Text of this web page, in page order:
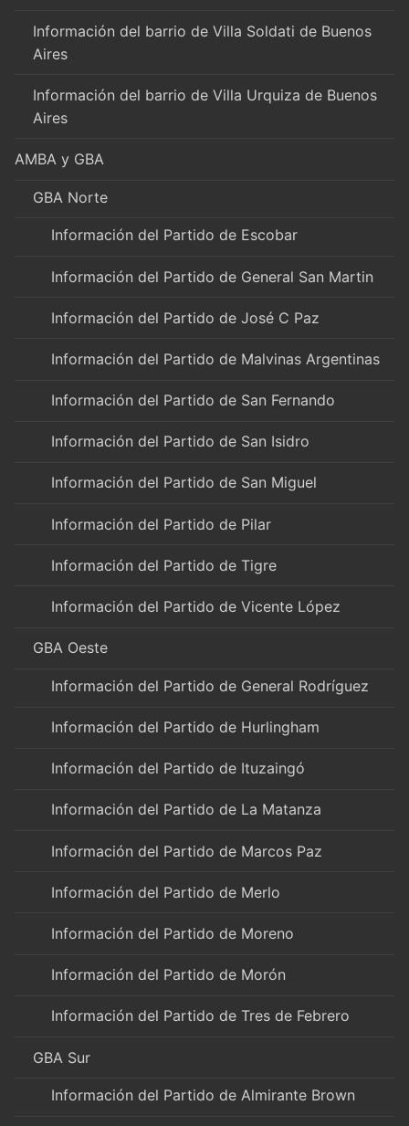
Información del barrio de Villa Soldati de Buenos
Aires
Información del barrio de Villa Urquiza de Buenos
Aires
AMBA y GBA
GBA Norte
Información del Partido de Escobar
Información del Partido de General San Martin
Información del Partido de José C Paz
Información del Partido de Malvinas Argentinas
Información del Partido de San Fernando
Información del Partido de San Isidro
Información del Partido de San Miguel
Información del Partido de Pilar
Información del Partido de Tigre
Información del Partido de Vicente López
GBA Oeste
Información del Partido de General Rodríguez
Información del Partido de Hurlingham
Información del Partido de Ituzaingó
Información del Partido de La Matanza
Información del Partido de Marcos Paz
Información del Partido de Merlo
Información del Partido de Moreno
Información del Partido de Morón
Información del Partido de Tres de Febrero
GBA Sur
Información del Partido de Almirante Brown